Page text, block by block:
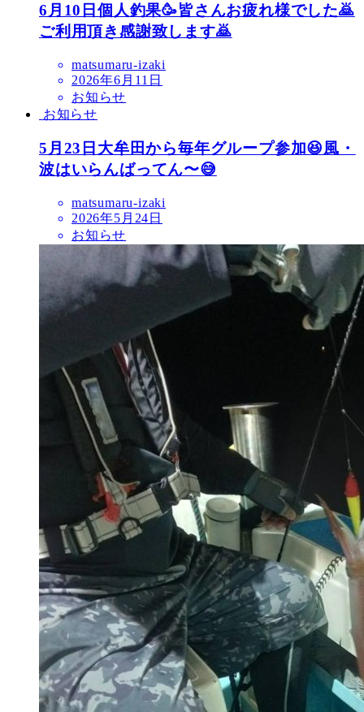
6月10日個人釣果🥳皆さんお疲れ様でした🙇
ご利用頂き感謝致します🙇
matsumaru-izaki
2026年6月11日
お知らせ
お知らせ
5月23日大牟田から毎年グループ参加😆風・
波はいらんばってん〜😅
matsumaru-izaki
2026年5月24日
お知らせ